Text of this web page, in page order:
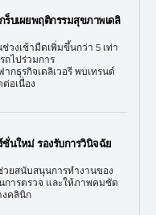
บเผยพฤติกรรมสุขภาพเดลิ
วงเช้ามืดเพิ่มขึ้นกว่า 5 เท่า
ถไปร่วมการ
กธุรกิจเดลิเวอรี พบเทรนด์
อเนื่อง
นใหม่ รองรับการวินิจฉัย
วยสนับสนุนการทำงานของ
การตรวจ และให้ภาพคมชัด
งคลินิก